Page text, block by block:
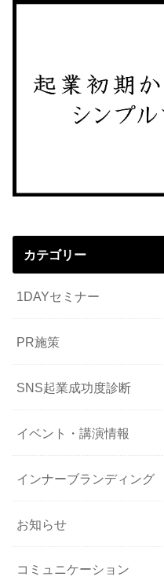
カテゴリー
1DAYセミナー
PR施策
SNS起業成功度診断
イベント・講演情報
インナーブランディング
お知らせ
コミュニケーション